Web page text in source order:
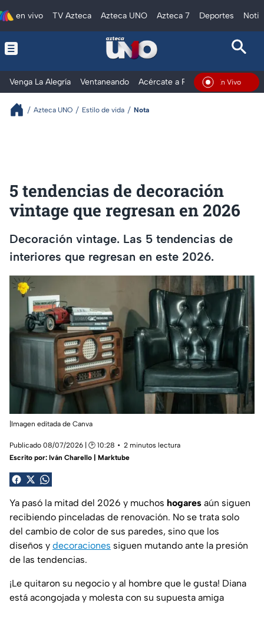
en vivo TV Azteca Azteca UNO Azteca 7 Deportes
Venga La Alegría Ventaneando Acércate a Rocío Al Extremo
En Vivo
Azteca UNO Estilo de vida Nota
5 tendencias de decoración
vintage que regresan en 2026
Decoración vintage. Las 5 tendencias de
interiores que regresan en este 2026.
|Imagen editada de Canva
Publicado 08/07/2026 | 🕑 10:28
2 minutos lectura
Escrito por: Iván Charello | Marktube
Ya pasó la mitad del 2026 y muchos hogares aún siguen
recibiendo pinceladas de renovación. No se trata solo
del cambio de color de sus paredes, sino que los
diseños y decoraciones siguen mutando ante la presión
de las tendencias.
¡Le quitaron su negocio y al hombre que le gusta! Diana
está acongojada y molesta con su supuesta amiga